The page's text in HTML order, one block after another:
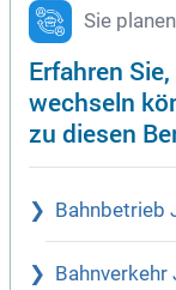
Sie
Erfahren
wechseln
zu diesen
Bahnbetrieb
Bahnverkehr